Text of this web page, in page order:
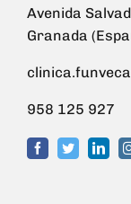
Avenida
Granada
958 125 927